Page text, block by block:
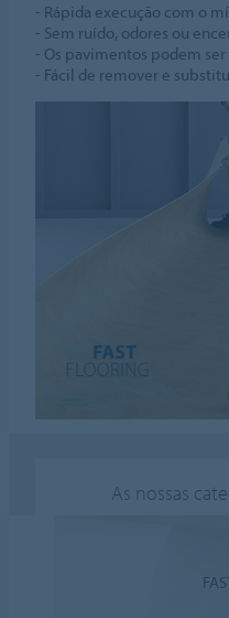
- Rápida execução com o
- Sem ruído, odores ou
- Os pavimentos podem
- Fácil de remover e
As nossas